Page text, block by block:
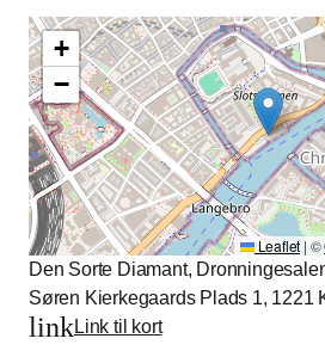
+
−
Leaflet | ©
Den Sorte Diamant,
Søren Kierkegaards Plads 1, 1221
linkLink til kort